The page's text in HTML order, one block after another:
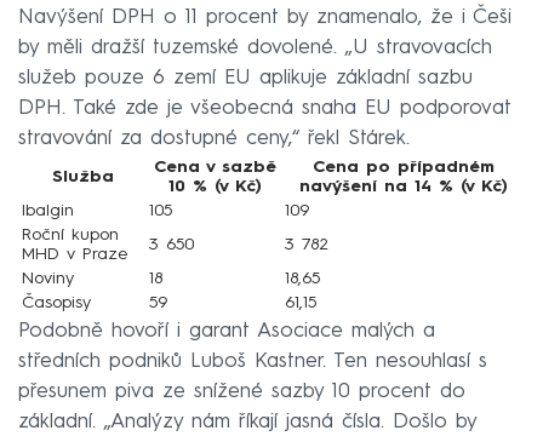
Navýšení DPH o 11 procent by znamenalo, že i Češi
by měli dražší tuzemské dovolené. „U stravovacích
služeb pouze 6 zemí EU aplikuje základní sazbu
DPH. Také zde je všeobecná snaha EU podporovat
stravování za dostupné ceny,“ řekl Stárek.
Služba
Cena v sazbě
10 % (v Kč)
Cena po případném
navýšení na 14 % (v Kč)
Ibalgin
105
109
Roční kupon
MHD v Praze
3 650
3 782
Noviny
18
18,65
Časopisy
59 61,15
Podobně hovoří i garant Asociace malých a
středních podniků Luboš Kastner. Ten nesouhlasí s
přesunem piva ze snížené sazby 10 procent do
základní. „Analýzy nám říkají jasná čísla. Došlo by